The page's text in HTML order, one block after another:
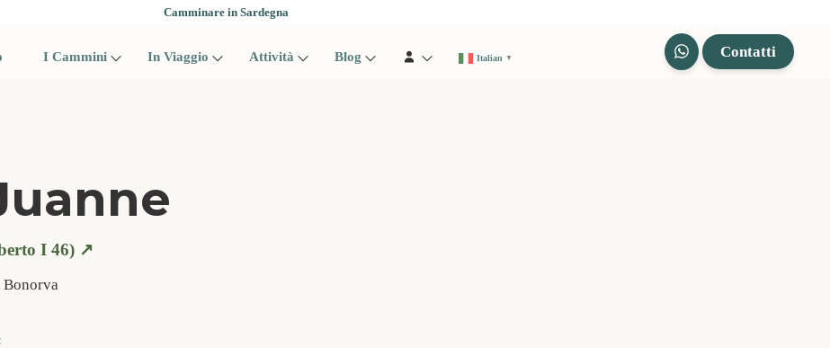
Camminare in Sardegna
I Cammini In Viaggio Attività Blog Italian ▼ Contatti
I 46) ↗️
Bonorva